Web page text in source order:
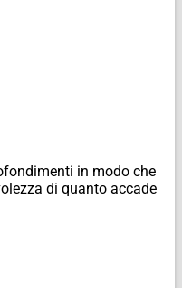
in modo che
di quanto accade